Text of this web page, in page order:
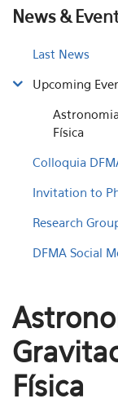
News &
Last News
Upcoming
Física
Colloquia
Invitation to
Research
DFMA Social
Física